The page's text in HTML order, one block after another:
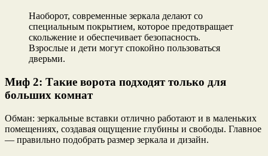
Наоборот, современные зеркала делают со
специальным покрытием, которое предотвращает
скольжение и обеспечивает безопасность.
Взрослые и дети могут спокойно пользоваться
дверьми.
Миф 2: Такие ворота подходят только для
больших комнат
Обман: зеркальные вставки отлично работают и в маленьких
помещениях, создавая ощущение глубины и свободы. Главное
— правильно подобрать размер зеркала и дизайн.